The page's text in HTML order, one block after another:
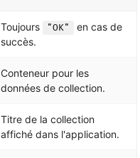
Toujours "OK"
en cas de
succès.
Conteneur pour les
données de collection.
Titre de la collection
affiché dans l'application.